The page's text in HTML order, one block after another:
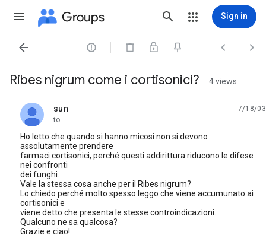
Groups Sign in
   
Ribes nigrum come i cortisonici? 4 views
sun
unread,
7/18/03
to
Ho letto che quando si hanno micosi non si devono
assolutamente prendere
farmaci cortisonici, perché questi addirittura riducono le difese
nei confronti
dei funghi.
Vale la stessa cosa anche per il Ribes nigrum?
Lo chiedo perché molto spesso leggo che viene accumunato ai
cortisonici e
viene detto che presenta le stesse controindicazioni.
Qualcuno ne sa qualcosa?
Grazie e ciao!